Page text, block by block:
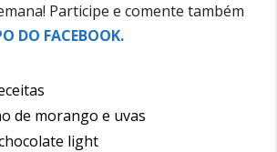
Participe e comente também
DO FACEBOOK.
de morango e uvas
light